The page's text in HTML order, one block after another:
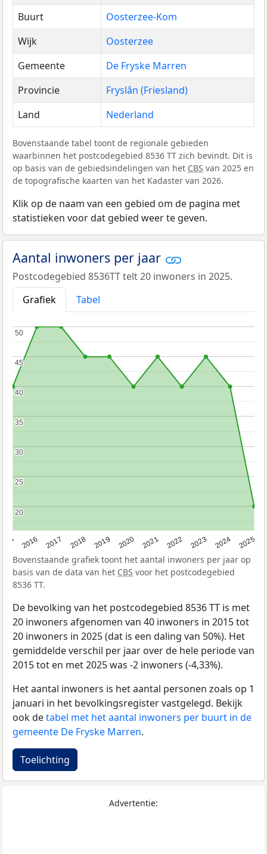
Buurt
Oosterzee-Kom
Wijk
Oosterzee
Gemeente
De Fryske Marren
Provincie
Fryslân (Friesland)
Land
Nederland
Bovenstaande tabel toont de regionale gebieden
waarbinnen het postcodegebied 8536 TT zich bevindt. Dit is
op basis van de gebiedsindelingen van het CBS van 2025 en
de topografische kaarten van het Kadaster van 2026.
Klik op de naam van een gebied om de pagina met
statistieken voor dat gebied weer te geven.
Aantal inwoners per jaar
Postcodegebied 8536TT telt 20 inwoners in 2025.
Grafiek
Tabel
2016 2017 2018 2019 2020 2021 2022 2023 2024 2025
20
20
25
25
30
30
35
35
40
40
45
45
50
50
Bovenstaande grafiek toont het aantal inwoners per jaar op
basis van de data van het CBS voor het postcodegebied
8536 TT.
De bevolking van het postcodegebied 8536 TT is met
20 inwoners afgenomen van 40 inwoners in 2015 tot
20 inwoners in 2025 (dat is een daling van 50%). Het
gemiddelde verschil per jaar over de hele periode van
2015 tot en met 2025 was -2 inwoners (-4,33%).
Het aantal inwoners is het aantal personen zoals op 1
januari in het bevolkingsregister vastgelegd. Bekijk
ook detabel met het aantal inwoners per buurt in de
gemeente De Fryske Marren.
Toelichting
Advertentie: